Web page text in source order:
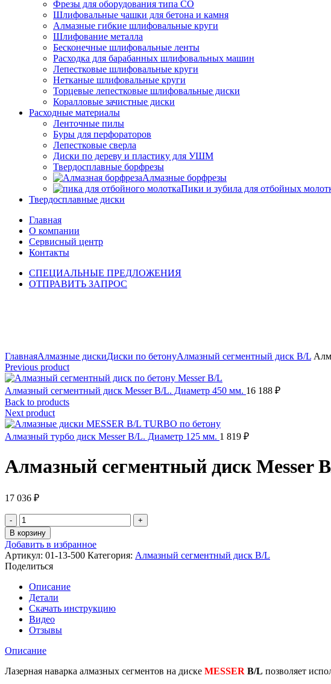
Фрезы для оборудования типа СО
Шлифовальные чашки для бетона и камня
Алмазные гибкие шлифовальные круги
Шлифование металла
Бесконечные шлифовальные ленты
Расходка для барабанных шлифовальных машин
Лепестковые шлифовальные круги
Нетканые шлифовальные круги
Торцевые лепестковые шлифовальные диски
Коралловые зачистные диски
Расходные материалы
Ленточные пилы
Буры для перфораторов
Лепестковые сверла
Диски по дереву и пластику для УШМ
Твердосплавные борфрезы
Алмазные борфрезы
Пики и зубила для отбойных
Твердосплавные диски
Главная
О компании
Сервисный центр
Контакты
СПЕЦИАЛЬНЫЕ ПРЕДЛОЖЕНИЯ
ОТПРАВИТЬ ЗАПРОС
ГлавнаяАлмазные дискиДиски по бетонуАлмазный сегментный диск B/L
Previous product
Алмазный сегментный диск Messer B/L. Диаметр 450 мм. 16 188 ₽
Back to products
Next product
Алмазный турбо диск Messer B/L. Диаметр 125 мм. 1 819 ₽
Алмазный сегментный диск Messer
17 036 ₽
Количество
товара
Алмазный
сегментный
диск
Messer
B/L.
Диаметр
500
мм.
В корзину
Добавить в избранное
Артикул: 01-13-500 Категория: Алмазный сегментный диск B/L
Поделиться
Описание
Детали
Скачать инструкцию
Видео
Отзывы
Описание
Лазерная наварка алмазных сегментов на диске MESSER B/L позволяет